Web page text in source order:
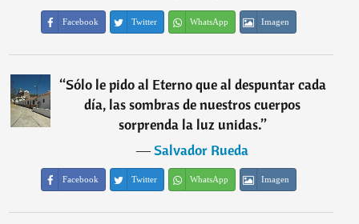
Facebook Twitter WhatsApp Imagen
“Sólo le pido al Eterno que al despuntar cada
día, las sombras de nuestros cuerpos
sorprenda la luz unidas.”
―Salvador Rueda
Facebook Twitter WhatsApp Imagen